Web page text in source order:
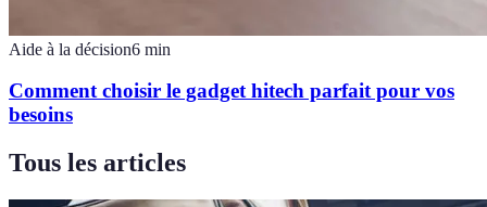
Aide à la décision6 min
Comment choisir le gadget hitech parfait pour vos
besoins
Tous les articles